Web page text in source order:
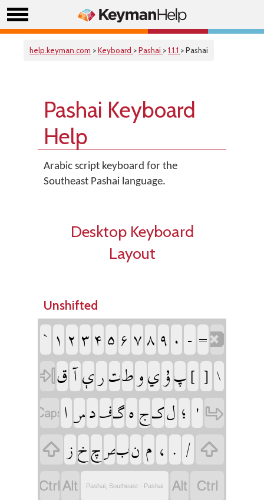
help.keyman.com >Keyboard >Pashai >1.1.1 > Pashai
Pashai Keyboard
Help
Arabic script keyboard for the
Southeast Pashai language.
Desktop Keyboard
Layout
Unshifted
‏ ‏ ‏ ‏‏ ‏ ‏ ‏‏ ‏ ‏ ‏ ‏‏
‏‏‏‏‏‏‏ ‏‏ ‏‏‏ ‏ ‏
‏ ‏ ‏‏‏‏‏‏‏‏ ‏ ‏ ‏
‏ ‏‏‏‏‏‏ ‏ ‏ ‏ ‏ ‏
‏‏ Pashai, Southeast - Pashai ‏ ‏